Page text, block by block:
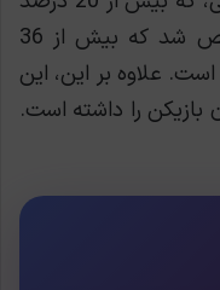
در سال گذشته رشد داشت، مشخص شد که بیش از 36
علاوه بر این، این
بیش از 1.5 میلیون بازیکن را داشته است.